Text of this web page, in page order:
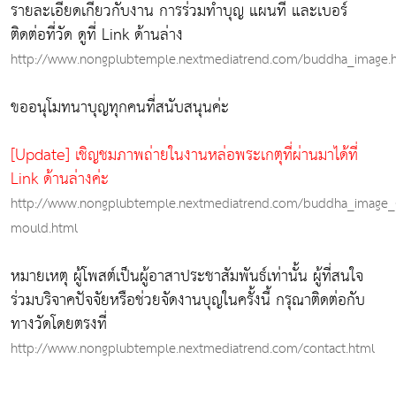
รายละเอียดเกี่ยวกับงาน การร่วมทำบุญ แผนที่ และเบอร์
ติดต่อที่วัด ดูที่ Link ด้านล่าง
http://www.nongplubtemple.nextmediatrend.com/
ขออนุโมทนาบุญทุกคนที่สนับสนุนค่ะ
[Update] เชิญชมภาพถ่ายในงานหล่อพระเกตุที่ผ่านมาได้ที่
Link ด้านล่างค่ะ
http://www.nongplubtemple.nextmediatrend.com/
mould.html
หมายเหตุ ผู้โพสต์เป็นผู้อาสาประชาสัมพันธ์เท่านั้น ผู้ที่สนใจ
ร่วมบริจาคปัจจัยหรือช่วยจัดงานบุญในครั้งนี้ กรุณาติดต่อกับ
ทางวัดโดยตรงที่
http://www.nongplubtemple.nextmediatrend.com/contact.html